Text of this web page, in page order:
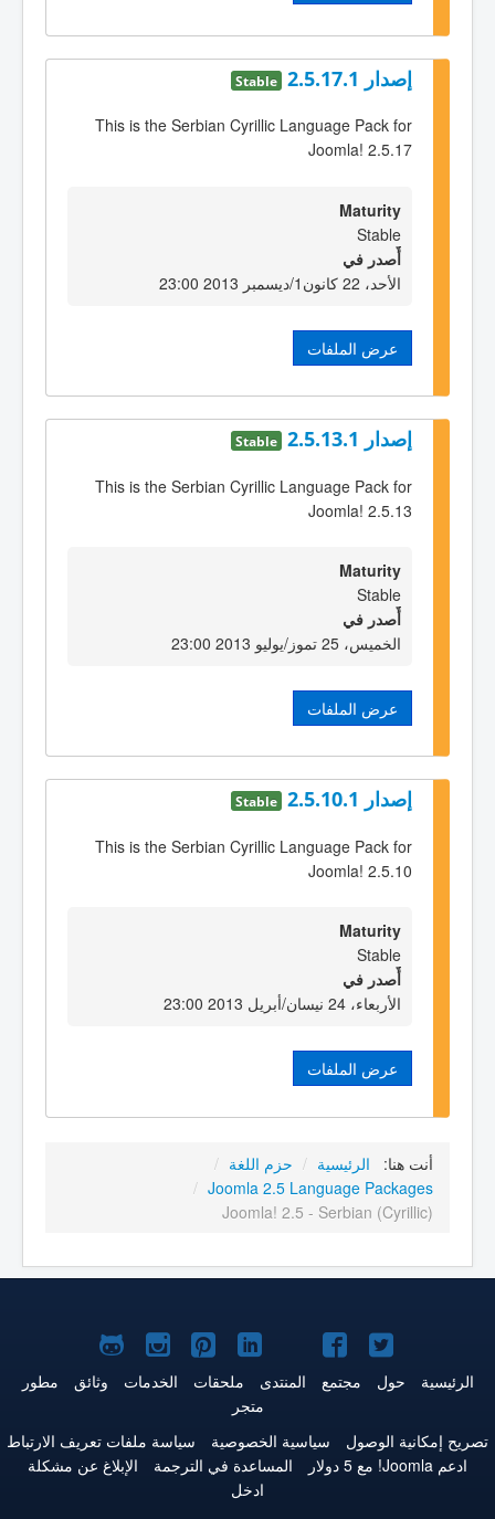
إصدار 2.5.17.1 Stable
This is the Serbian Cyrillic Language Pack for
Joomla! 2.5.17
Maturity
Stable
أٌصدر في
الأحد، 22 كانون1/ديسمبر 2013 23:00
عرض الملفات
إصدار 2.5.13.1 Stable
This is the Serbian Cyrillic Language Pack for
Joomla! 2.5.13
Maturity
Stable
أٌصدر في
الخميس، 25 تموز/يوليو 2013 23:00
عرض الملفات
إصدار 2.5.10.1 Stable
This is the Serbian Cyrillic Language Pack for
Joomla! 2.5.10
Maturity
Stable
أٌصدر في
الأربعاء، 24 نيسان/أبريل 2013 23:00
عرض الملفات
أنت هنا: الرئيسية / حزم اللغة /
Joomla 2.5 Language Packages
/
Joomla! 2.5 - Serbian (Cyrillic)
على
Joomla!
على
بوك
Joomla!
على
يوتيوب
Joomla!
على
LinkedIn
Joomla!
علىعلى علىGitHub
الرئيسية حول مجتمع المنتدى ملحقات الخدمات وثائق
مطور
متجر
تصريح إمكانية الوصول
سياسية الخصوصية
سياسة ملفات تعريف الارتباط
ادعم Joomla! مع 5 دولار
المساعدة في الترجمة
الإبلاغ عن مشكلة
ادخل